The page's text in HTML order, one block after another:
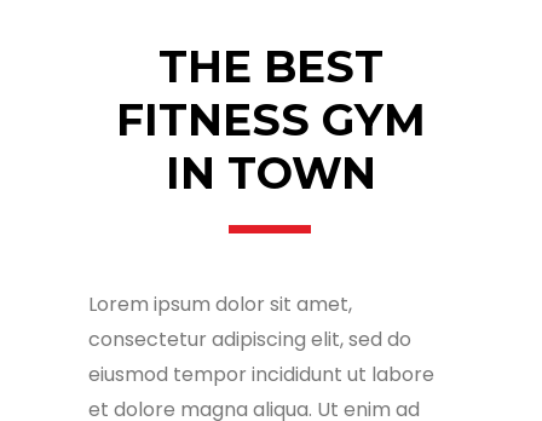
THE BEST
FITNESS GYM
IN TOWN
Lorem ipsum dolor sit amet,
consectetur adipiscing elit, sed do
eiusmod tempor incididunt ut labore
et dolore magna aliqua. Ut enim ad